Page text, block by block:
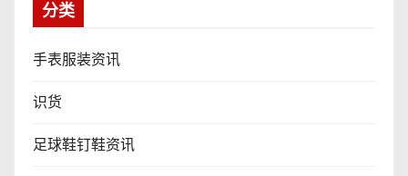
分类
手表服装资讯
识货
足球鞋钉鞋资讯